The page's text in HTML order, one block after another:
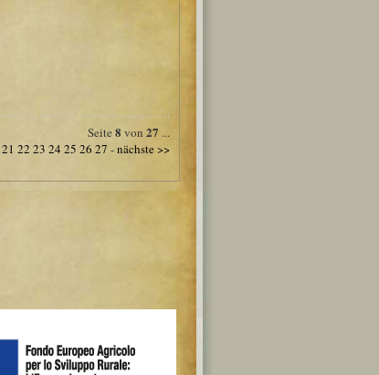
Seite 8 von 27 ...
21 22 23 24 25 26 27 -nächste >>